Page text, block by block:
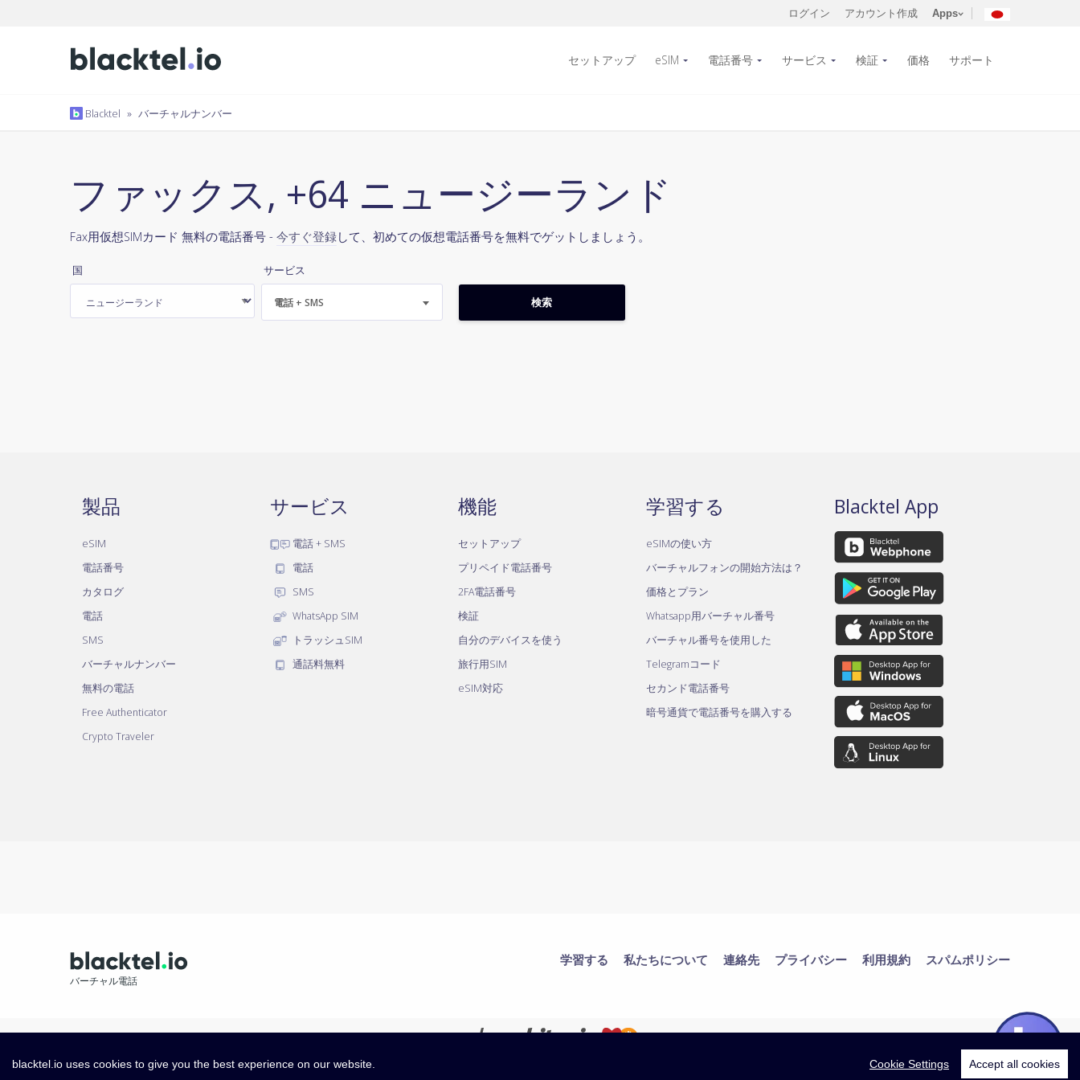
ログイン アカウント作成 Apps
セットアップ eSIM 電話番号 サービス 検証 価格 サポート
Blacktel » バーチャルナンバー
ファックス, +64 ニュージーランド
Fax用仮想SIMカード 無料の電話番号 - 今すぐ登録して、初めての仮想電話番号を無料でゲットしましょう。
国 サービス
電話 + SMS
製品
eSIM
電話番号
カタログ
電話
SMS
バーチャルナンバー
無料の電話
Free Authenticator
Crypto Traveler
サービス
電話 + SMS
電話
SMS
WhatsApp SIM
トラッシュSIM
通話料無料
機能
セットアップ
プリペイド電話番号
2FA電話番号
検証
自分のデバイスを使う
旅行用SIM
eSIM対応
学習する
eSIMの使い方
バーチャルフォンの開始方法は？
価格とプラン
Whatsapp用バーチャル番号
バーチャル番号を使用した
Telegramコード
セカンド電話番号
暗号通貨で電話番号を購入する
Blacktel App
バーチャル電話
学習する 私たちについて 連絡先 プライバシー 利用規約 スパムポリシー
blacktel.io uses cookies to give you the best experience on our website. Cookie Settings Accept all cookies